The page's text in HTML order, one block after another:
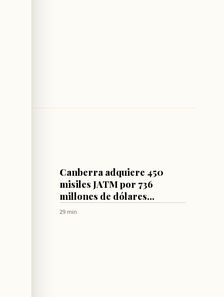
Canberra adquiere 450
misiles JATM por 736
millones de dólares
australianos
29 min